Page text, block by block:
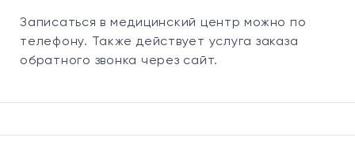
Записаться в медицинский центр можно по
телефону. Также действует услуга заказа
обратного звонка через сайт.